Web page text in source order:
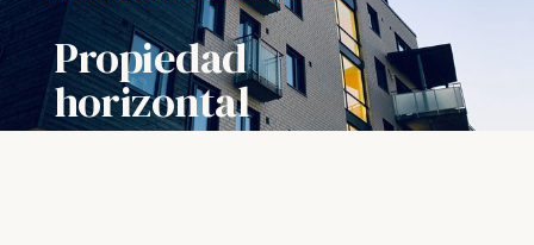
Propiedad
horizontal